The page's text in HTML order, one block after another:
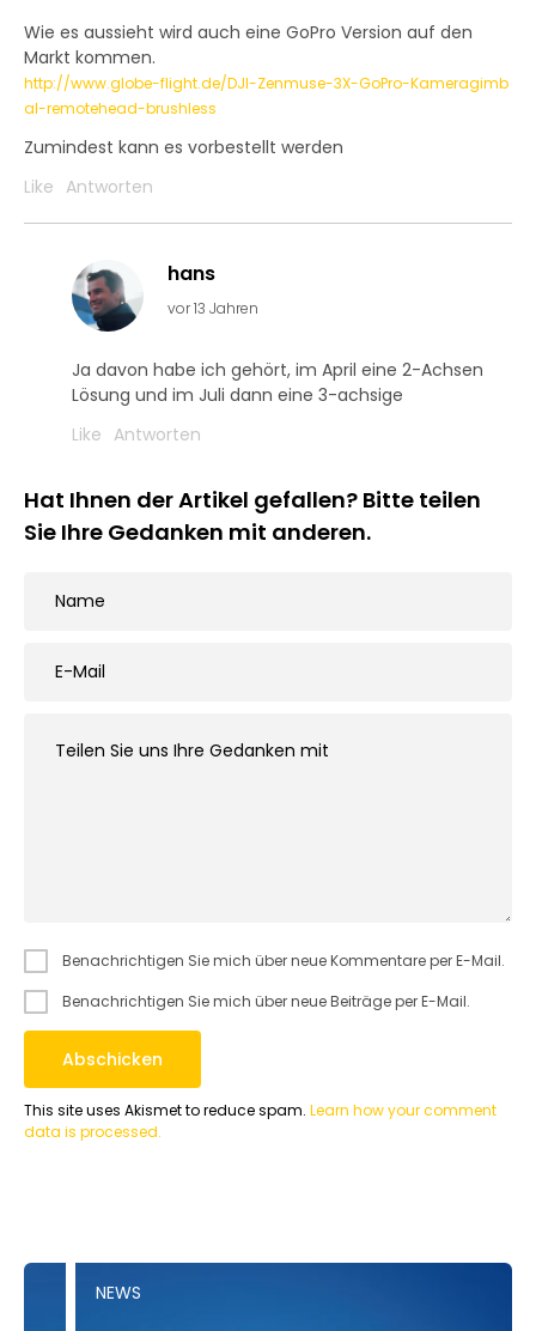
Wie es aussieht wird auch eine GoPro Version auf den
Markt kommen.
http://www.globe-flight.de/DJI-Zenmuse-3X-GoPro-Kameragimb
al-remotehead-brushless
Zumindest kann es vorbestellt werden
Like Antworten
hans
vor 13 Jahren
Ja davon habe ich gehört, im April eine 2-Achsen
Lösung und im Juli dann eine 3-achsige
Like Antworten
Hat Ihnen der Artikel gefallen? Bitte teilen
Sie Ihre Gedanken mit anderen.
Benachrichtigen Sie mich über neue Kommentare per E-Mail.
Benachrichtigen Sie mich über neue Beiträge per E-Mail.
This site uses Akismet to reduce spam. Learn how your comment
data is processed.
NEWS